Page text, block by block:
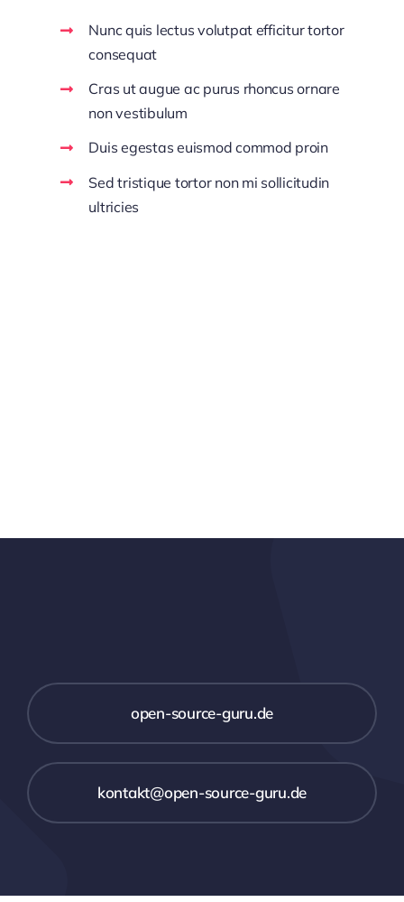
Nunc quis lectus volutpat efficitur tortor
consequat
Cras ut augue ac purus rhoncus ornare
non vestibulum
Duis egestas euismod commod proin
Sed tristique tortor non mi sollicitudin
ultricies
open-source-guru.de
kontakt@open-source-guru.de